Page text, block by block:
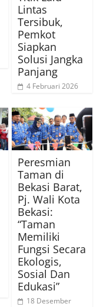
Lintas
Tersibuk,
Pemkot
Siapkan
Solusi Jangka
Panjang
4 Februari 2026
Peresmian
Taman di
Bekasi Barat,
Pj. Wali Kota
Bekasi:
“Taman
Memiliki
Fungsi Secara
Ekologis,
Sosial Dan
Edukasi”
18 Desember